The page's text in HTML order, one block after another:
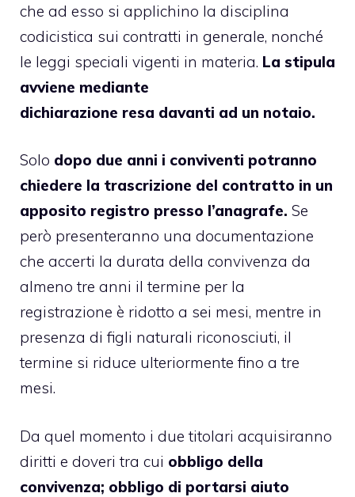
che ad esso si applichino la disciplina
codicistica sui contratti in generale, nonché
le leggi speciali vigenti in materia. La stipula
avviene mediante
dichiarazione resa davanti ad un notaio.
Solo dopo due anni i conviventi potranno
chiedere la trascrizione del contratto in un
apposito registro presso l’anagrafe. Se
però presenteranno una documentazione
che accerti la durata della convivenza da
almeno tre anni il termine per la
registrazione è ridotto a sei mesi, mentre in
presenza di figli naturali riconosciuti, il
termine si riduce ulteriormente fino a tre
mesi.
Da quel momento i due titolari acquisiranno
diritti e doveri tra cui obbligo della
convivenza; obbligo di portarsi aiuto